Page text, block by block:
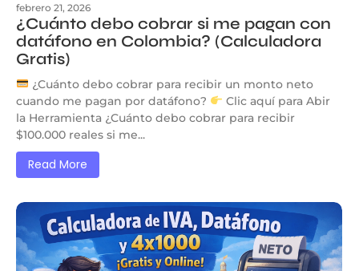
febrero 21, 2026
¿Cuánto debo cobrar si me pagan con
datáfono en Colombia? (Calculadora
Gratis)
¿Cuánto debo cobrar para recibir un monto neto
cuando me pagan por datáfono?
Clic aquí para Abir
la Herramienta ¿Cuánto debo cobrar para recibir
$100.000 reales si me...
Read More